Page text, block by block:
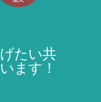
たい共
ます！